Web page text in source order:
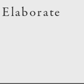
Elaborate